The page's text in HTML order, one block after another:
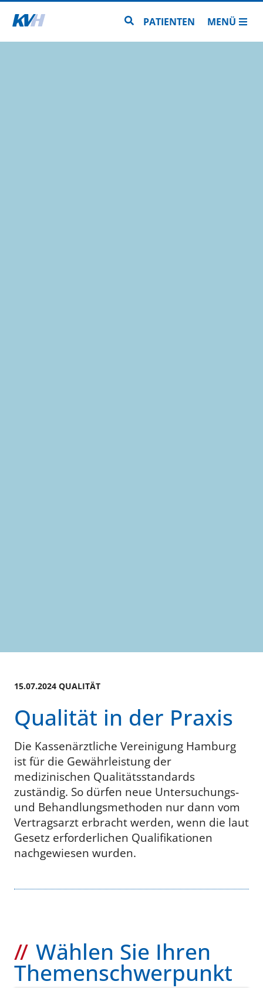
Zur Startseite Zur Seitensuche
PATIENTEN MENÜ
15.07.2024 QUALITÄT
Qualität in der Praxis
Die Kassenärztliche Vereinigung Hamburg
ist für die Gewährleistung der
medizinischen Qualitätsstandards
zuständig. So dürfen neue Untersuchungs-
und Behandlungsmethoden nur dann vom
Vertragsarzt erbracht werden, wenn die laut
Gesetz erforderlichen Qualifikationen
nachgewiesen wurden.
Wählen Sie Ihren
Themenschwerpunkt